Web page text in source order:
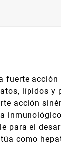
fuerte acción
lípidos y
acción
para el
como